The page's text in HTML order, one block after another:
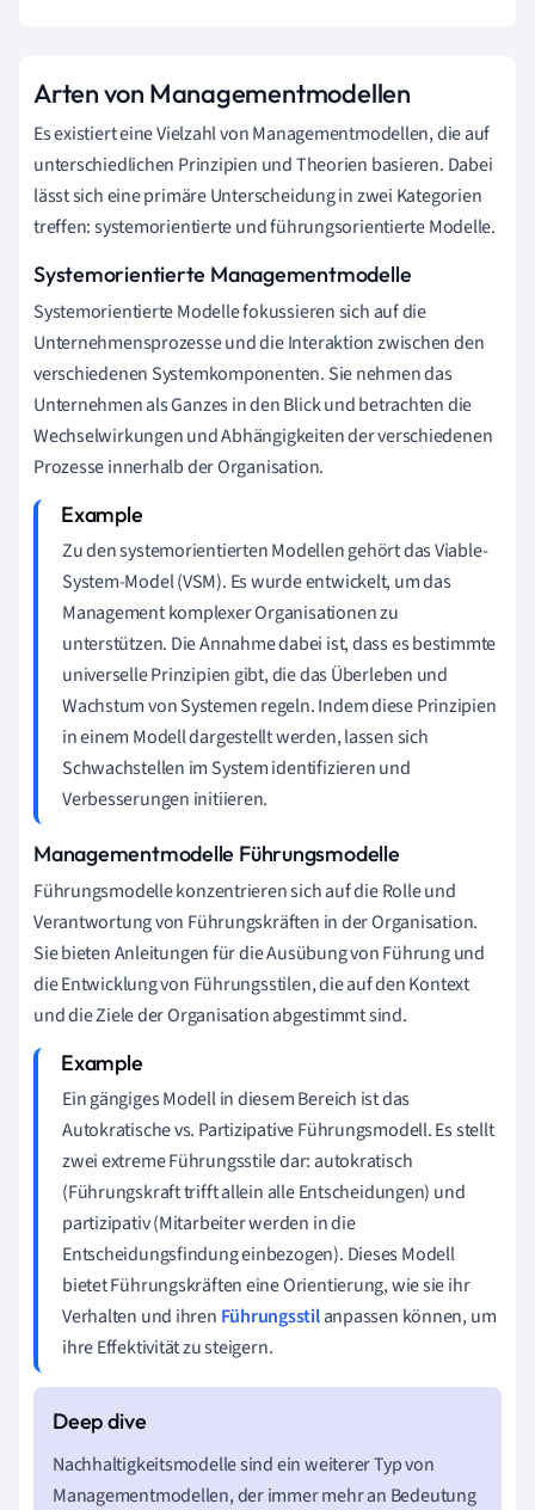
Arten von Managementmodellen
Es existiert eine Vielzahl von Managementmodellen, die auf
unterschiedlichen Prinzipien und Theorien basieren. Dabei
lässt sich eine primäre Unterscheidung in zwei Kategorien
treffen: systemorientierte und führungsorientierte Modelle.
Systemorientierte Managementmodelle
Systemorientierte Modelle fokussieren sich auf die
Unternehmensprozesse und die Interaktion zwischen den
verschiedenen Systemkomponenten. Sie nehmen das
Unternehmen als Ganzes in den Blick und betrachten die
Wechselwirkungen und Abhängigkeiten der verschiedenen
Prozesse innerhalb der Organisation.
Zu den systemorientierten Modellen gehört das Viable-
System-Model (VSM). Es wurde entwickelt, um das
Management komplexer Organisationen zu
unterstützen. Die Annahme dabei ist, dass es bestimmte
universelle Prinzipien gibt, die das Überleben und
Wachstum von Systemen regeln. Indem diese Prinzipien
in einem Modell dargestellt werden, lassen sich
Schwachstellen im System identifizieren und
Verbesserungen initiieren.
Managementmodelle Führungsmodelle
Führungsmodelle konzentrieren sich auf die Rolle und
Verantwortung von Führungskräften in der Organisation.
Sie bieten Anleitungen für die Ausübung von Führung und
die Entwicklung von Führungsstilen, die auf den Kontext
und die Ziele der Organisation abgestimmt sind.
Ein gängiges Modell in diesem Bereich ist das
Autokratische vs. Partizipative Führungsmodell. Es stellt
zwei extreme Führungsstile dar: autokratisch
(Führungskraft trifft allein alle Entscheidungen) und
partizipativ (Mitarbeiter werden in die
Entscheidungsfindung einbezogen). Dieses Modell
bietet Führungskräften eine Orientierung, wie sie ihr
Verhalten und ihren Führungsstilanpassen können, um
ihre Effektivität zu steigern.
Nachhaltigkeitsmodelle sind ein weiterer Typ von
Managementmodellen, der immer mehr an Bedeutung